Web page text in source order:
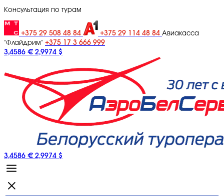
Консультация по турам
+375 29 508 48 84 +375 29 114 48 84 Авиакасса
"Флайдрим" +375 17 3 666 999
3,4586 € 2,9974 $
3,4586 € 2,9974 $